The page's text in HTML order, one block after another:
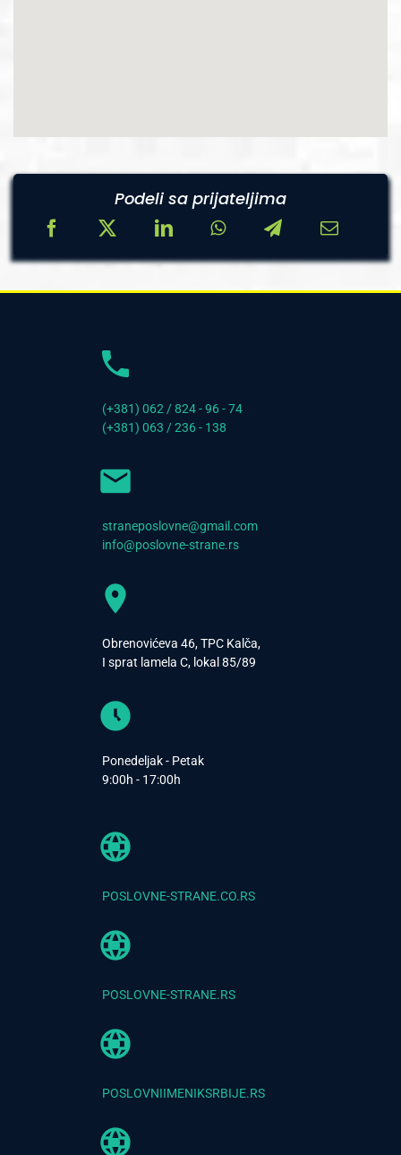
Podeli sa prijateljima
(+381) 062 / 824 - 96 - 74
(+381) 063 / 236 - 138
straneposlovne@gmail.com
info@poslovne-strane.rs
Obrenovićeva 46, TPC Kalča,
I sprat lamela C, lokal 85/89
Ponedeljak - Petak
9:00h - 17:00h
POSLOVNE-STRANE.CO.RS
POSLOVNE-STRANE.RS
POSLOVNIIMENIKSRBIJE.RS